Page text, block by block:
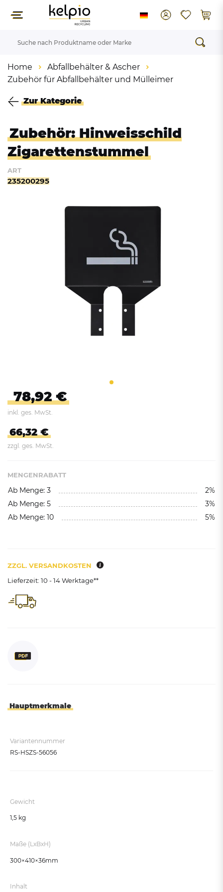
Home
Abfallbehälter & Ascher
Zubehör für Abfallbehälter und Mülleimer
Zur Kategorie
Zubehör: Hinweisschild
Zigarettenstummel
ART
235200295
78,92 €
inkl. ges. MwSt.
66,32 €
zzgl. ges. MwSt.
MENGENRABATT
Ab Menge: 3
2%
Ab Menge: 5
3%
Ab Menge: 10
5%
ZZGL. VERSANDKOSTEN
Lieferzeit: 10 - 14 Werktage**
Hauptmerkmale
Variantennummer
RS-HSZS-56056
Gewicht
1,5 kg
Maße (LxBxH)
300×410×36mm
Inhalt